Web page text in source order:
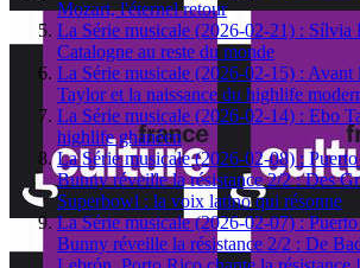
Mozart, l'éternel retour
La Série musicale (2026-02-21) : Sílvia
Catalogne au reste du monde
La Série musicale (2026-02-15) : Avant
Taylor et la naissance du highlife
La Série musicale (2026-02-14) : Ebo
highlife ghanéen
La Série musicale (2026-02-08) :
Bunny réveille la résistance 2/2 : Des
Superbowl : la voix latino qui résonne
La Série musicale (2026-02-07) :
Bunny réveille la résistance 2/2 : De